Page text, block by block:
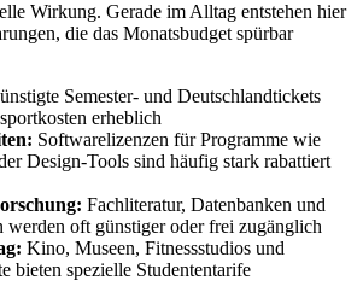
Wirkung. Gerade im Alltag entstehen hier
die das Monatsbudget spürbar
Semester- und Deutschlandtickets
erheblich
Softwarelizenzen für Programme wie
Design-Tools sind häufig stark rabattiert
Fachliteratur, Datenbanken und
werden oft günstiger oder frei zugänglich
Kino, Museen, Fitnessstudios und
bieten spezielle Studententarife